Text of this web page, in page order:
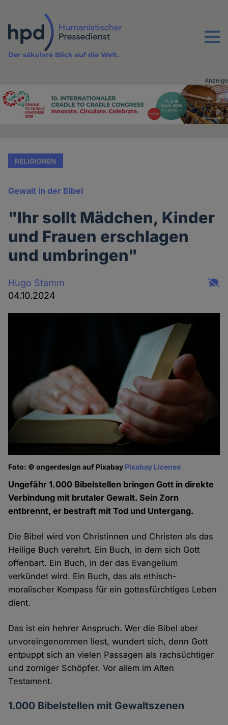
Inhalt
Menu
Der säkulare Blick auf die Welt.
Advertising
Anzeige
RELIGIONEN
Gewalt in der Bibel
"Ihr sollt Mädchen, Kinder
und Frauen erschlagen
und umbringen"
Hugo Stamm
04.10.2024
Foto: © ongerdesign auf Pixabay Pixabay License
Ungefähr 1.000 Bibelstellen bringen Gott in direkte
Verbindung mit brutaler Gewalt. Sein Zorn
entbrennt, er bestraft mit Tod und Untergang.
Die Bibel wird von Christinnen und Christen als das
Heilige Buch verehrt. Ein Buch, in dem sich Gott
offenbart. Ein Buch, in der das Evangelium
verkündet wird. Ein Buch, das als ethisch-
moralischer Kompass für ein gottesfürchtiges Leben
dient.
Das ist ein hehrer Anspruch. Wer die Bibel aber
unvoreingenommen liest, wundert sich, denn Gott
entpuppt sich an vielen Passagen als rachsüchtiger
und zorniger Schöpfer. Vor allem im Alten
Testament.
1.000 Bibelstellen mit Gewaltszenen